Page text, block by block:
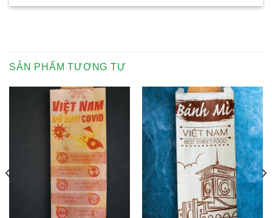
SẢN PHẨM TƯƠNG TỰ